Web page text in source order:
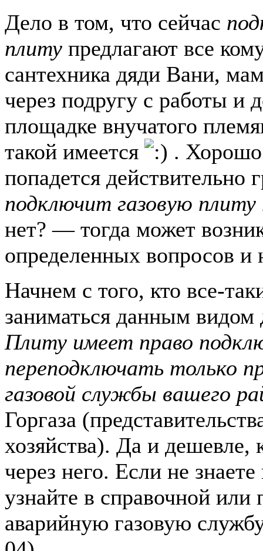
Дело в том, что сейчас
плиту предлагают все
сантехника дяди Вани,
через подругу с работы и
площадке внучатого
такой имеется
. Хорошо
попадется действительно
подключит газовую плиту
нет? — тогда может
определенных вопросов и
Начнем с того, кто все-
заниматься данным видом
Плиту имеет право
переподключать только
газовой службы вашего
Горгаза
хозяйства). Да и дешевле,
через него. Если не
узнайте в справочной или
аварийную газовую